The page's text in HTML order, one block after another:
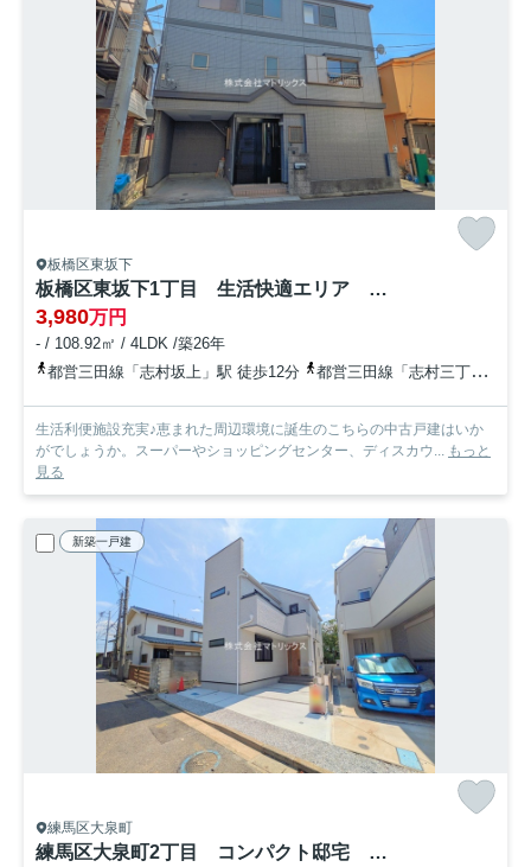
板橋区東坂下
板橋区東坂下1丁目 生活快適エリア 新規リフォーム戸建
3,980万円
- / 108.92㎡ / 4LDK /築26年
都営三田線「志村坂上」駅 徒歩12分
都営三田線「志村三丁目」駅 徒歩14分
生活利便施設充実♪恵まれた周辺環境に誕生のこちらの中古戸建はいか
がでしょうか。スーパーやショッピングセンター、ディスカウ... もっと
見る
新築一戸建
練馬区大泉町
練馬区大泉町2丁目 コンパクト邸宅 穏やかな街並み 最終1棟